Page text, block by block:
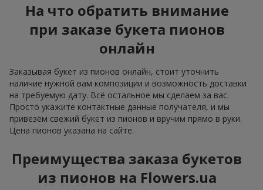
На что обратить внимание
при заказе букета пионов
онлайн
Заказывая букет из пионов онлайн, стоит уточнить
наличие нужной вам композиции и возможность доставки
на требуемую дату. Всё остальное мы сделаем за вас.
Просто укажите контактные данные получателя, и мы
привезём свежий букет из пионов и вручим прямо в руки.
Цена пионов указана на сайте.
Преимущества заказа букетов
из пионов на Flowers.ua